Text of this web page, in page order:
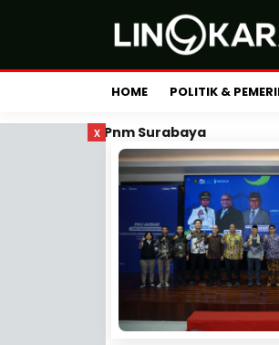
HOME POLITIK &
x Pnm Surabaya